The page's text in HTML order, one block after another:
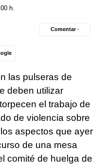
h.
Comentar ·
las pulseras de
deben utilizar
el trabajo de
de violencia sobre
aspectos que ayer
de una mesa
comité de huelga de